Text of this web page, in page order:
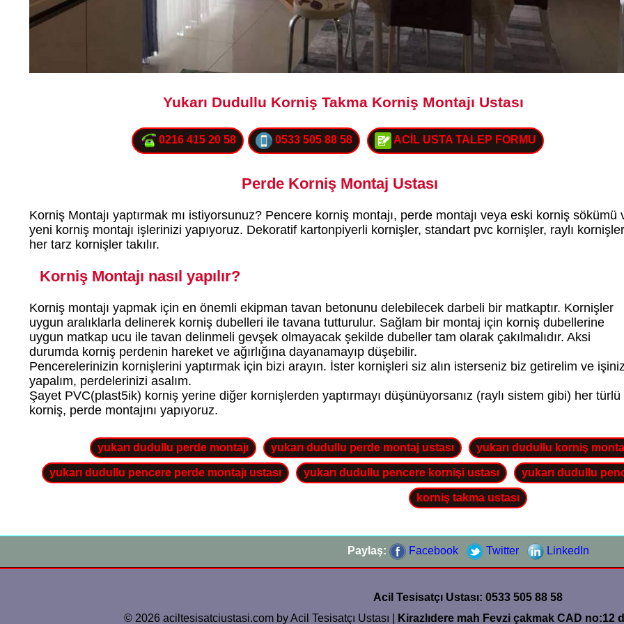
Yukarı Dudullu Korniş Takma Korniş Montajı Ustası
0216 415 20 58 0533 505 88 58 ACİL USTA TALEP FORMU
Perde Korniş Montaj Ustası
Korniş Montajı yaptırmak mı istiyorsunuz? Pencere korniş montajı, perde montajı veya eski korniş sökümü
yeni korniş montajı işlerinizi yapıyoruz. Dekoratif kartonpiyerli kornişler, standart pvc kornişler, raylı kornişler
her tarz kornişler takılır.
Korniş Montajı nasıl yapılır?
Korniş montajı yapmak için en önemli ekipman tavan betonunu delebilecek darbeli bir matkaptır. Kornişler
uygun aralıklarla delinerek korniş dubelleri ile tavana tutturulur. Sağlam bir montaj için korniş dubellerine
uygun matkap ucu ile tavan delinmeli gevşek olmayacak şekilde dubeller tam olarak çakılmalıdır. Aksi
durumda korniş perdenin hareket ve ağırlığına dayanamayıp düşebilir.
Pencerelerinizin kornişlerini yaptırmak için bizi arayın. İster kornişleri siz alın isterseniz biz getirelim ve
yapalım, perdelerinizi asalım.
Şayet PVC(plast5ik) korniş yerine diğer kornişlerden yaptırmayı düşünüyorsanız (raylı sistem gibi) her türlü
korniş, perde montajını yapıyoruz.
yukarı dudullu perde montajı yukarı dudullu perde montaj ustası yukarı dudullu korniş
yukarı dudullu pencere perde montajı ustası yukarı dudullu pencere kornişi ustası yukarı dudullu
korniş takma ustası
Paylaş: Facebook Twitter LinkedIn
Acil Tesisatçı Ustası: 0533 505 88 58
© 2026 aciltesisatciustasi.com by Acil Tesisatçı Ustası |
Kirazlıdere mah Fevzi çakmak CAD